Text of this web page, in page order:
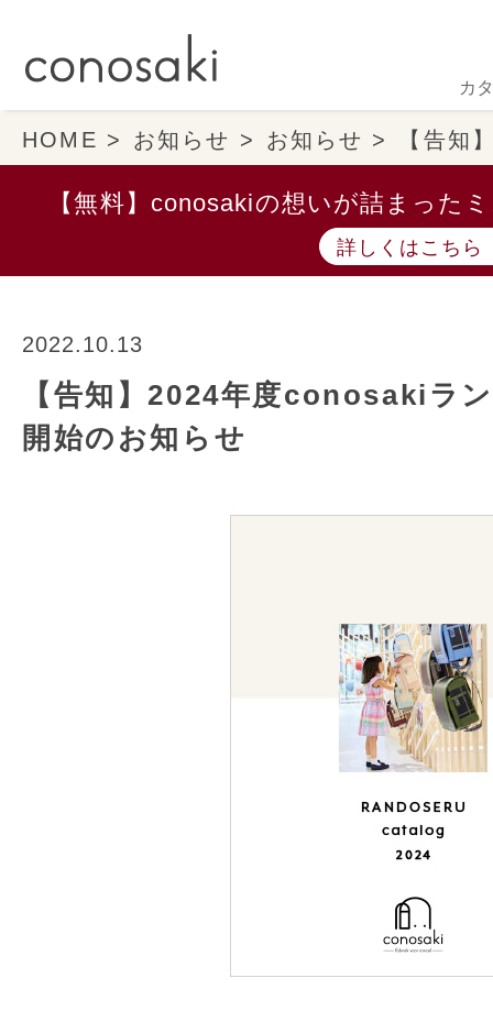
カ
HOME お知らせ お知らせ 【告知
【無料】conosakiの想いが詰まった
詳しくはこちら
2022.10.13
【告知】2024年度conosakiラ
開始のお知らせ